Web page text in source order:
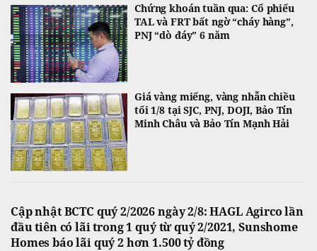
Chứng khoán tuần qua: Cổ phiếu
TAL và FRT bất ngờ “cháy hàng”,
PNJ “dò đáy” 6 năm
Giá vàng miếng, vàng nhẫn chiều
tối 1/8 tại SJC, PNJ, DOJI, Bảo Tín
Minh Châu và Bảo Tín Mạnh Hải
Cập nhật BCTC quý 2/2026 ngày 2/8: HAGL Agirco lần
đầu tiên có lãi trong 1 quý từ quý 2/2021, Sunshome
Homes báo lãi quý 2 hơn 1.500 tỷ đồng